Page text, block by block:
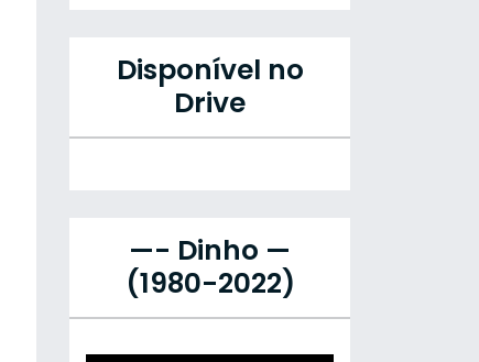
Disponível no
Drive
—- Dinho —
(1980-2022)